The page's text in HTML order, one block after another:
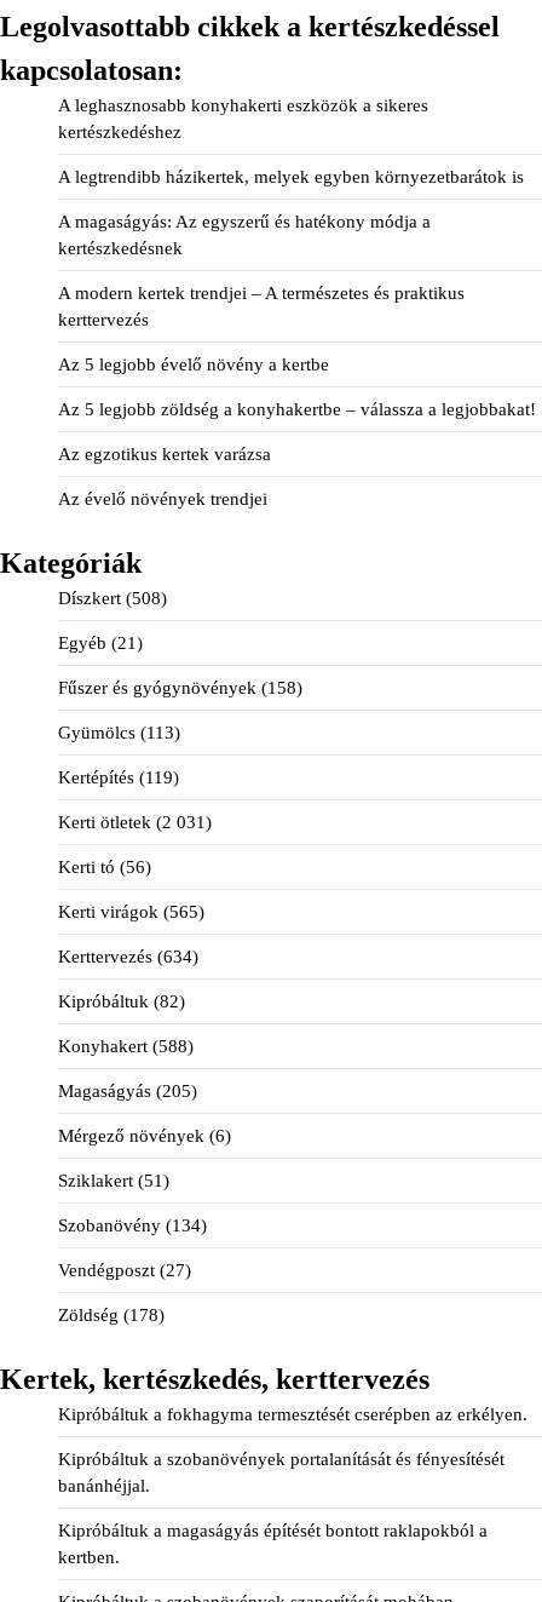
Legolvasottabb cikkek a kertészkedéssel
kapcsolatosan:
A leghasznosabb konyhakerti eszközök a sikeres
kertészkedéshez
A legtrendibb házikertek, melyek egyben környezetbarátok is
A magaságyás: Az egyszerű és hatékony módja a
kertészkedésnek
A modern kertek trendjei – A természetes és praktikus
kerttervezés
Az 5 legjobb évelő növény a kertbe
Az 5 legjobb zöldség a konyhakertbe – válassza a legjobbakat!
Az egzotikus kertek varázsa
Az évelő növények trendjei
Kategóriák
Díszkert (508)
Egyéb (21)
Fűszer és gyógynövények (158)
Gyümölcs (113)
Kertépítés (119)
Kerti ötletek (2 031)
Kerti tó (56)
Kerti virágok (565)
Kerttervezés (634)
Kipróbáltuk (82)
Konyhakert (588)
Magaságyás (205)
Mérgező növények (6)
Sziklakert (51)
Szobanövény (134)
Vendégposzt (27)
Zöldség (178)
Kertek, kertészkedés, kerttervezés
Kipróbáltuk a fokhagyma termesztését cserépben az erkélyen.
Kipróbáltuk a szobanövények portalanítását és fényesítését
banánhéjjal.
Kipróbáltuk a magaságyás építését bontott raklapokból a
kertben.